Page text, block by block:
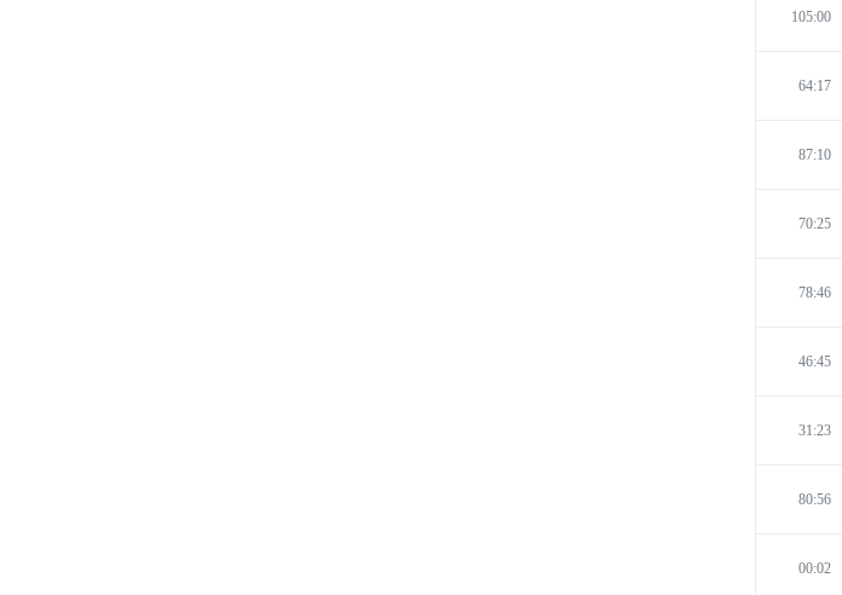
105:00
64:17
87:10
70:25
78:46
46:45
31:23
80:56
00:02